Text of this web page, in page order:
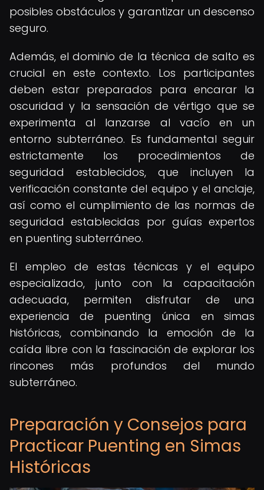
posibles obstáculos y garantizar un descenso
seguro.
Además, el dominio de la técnica de salto es
crucial en este contexto. Los participantes
deben estar preparados para encarar la
oscuridad y la sensación de vértigo que se
experimenta al lanzarse al vacío en un
entorno subterráneo. Es fundamental seguir
estrictamente los procedimientos de
seguridad establecidos, que incluyen la
verificación constante del equipo y el anclaje,
así como el cumplimiento de las normas de
seguridad establecidas por guías expertos
en puenting subterráneo.
El empleo de estas técnicas y el equipo
especializado, junto con la capacitación
adecuada, permiten disfrutar de una
experiencia de puenting única en simas
históricas, combinando la emoción de la
caída libre con la fascinación de explorar los
rincones más profundos del mundo
subterráneo.
Preparación y Consejos para
Practicar Puenting en Simas
Históricas